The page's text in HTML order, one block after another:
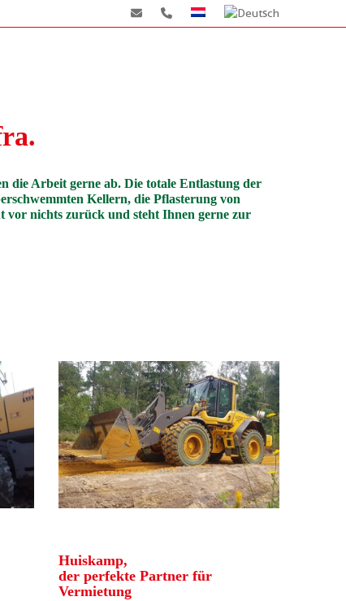
die Arbeit gerne ab. Die totale Entlastung der
Kellern, die Pflasterung von
vor nichts zurück und steht Ihnen gerne zur
Huiskamp,
der perfekte Partner für
Vermietung